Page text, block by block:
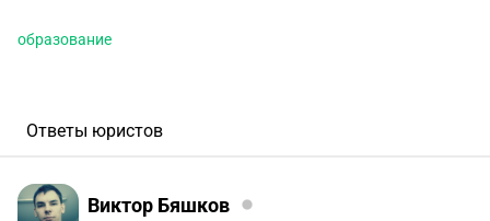
образование
Ответы юристов
Виктор Бяшков